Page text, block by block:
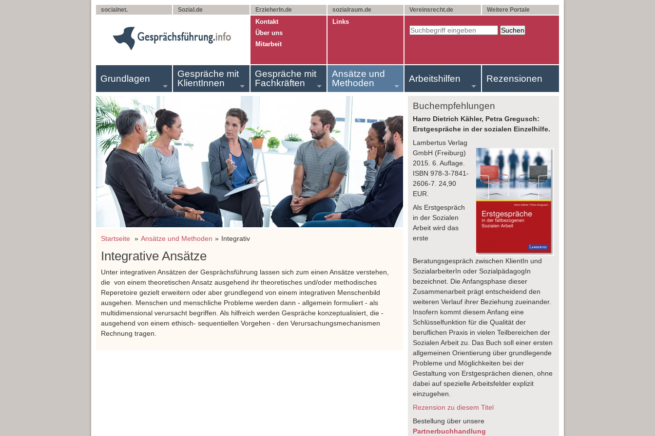
socialnet. Sozial.de ErzieherIn.de sozialraum.de Vereinsrecht.de Weitere Portale
Kontakt
Über uns
Mitarbeit
Links
Grundlagen
Gespräche mit
KlientInnen
Gespräche mit
Fachkräften
Ansätze und
Methoden
Arbeitshilfen Rezensionen
Startseite Ansätze und Methoden Integrativ
Integrative Ansätze
Unter integrativen Ansätzen der Gesprächsführung lassen sich zum einen Ansätze verstehen,
die von einem theoretischen Ansatz ausgehend ihr theoretisches und/oder methodisches
Reperetoire gezielt erweitern oder aber grundlegend von einem integrativen Menschenbild
ausgehen. Menschen und menschliche Probleme werden dann - allgemein formuliert - als
multidimensional verursacht begriffen. Als hilfreich werden Gespräche konzeptualisiert, die -
ausgehend von einem ethisch- sequentiellen Vorgehen - den Verursachungsmechanismen
Rechnung tragen.
Buchempfehlungen
Harro Dietrich Kähler, Petra Gregusch:
Erstgespräche in der sozialen Einzelhilfe.
Lambertus Verlag
GmbH (Freiburg)
2015. 6. Auflage.
ISBN 978-3-7841-
2606-7. 24,90
EUR.
Als Erstgespräch
in der Sozialen
Arbeit wird das
erste
Beratungsgespräch zwischen KlientIn und
SozialarbeiterIn oder SozialpädagogIn
bezeichnet. Die Anfangsphase dieser
Zusammenarbeit prägt entscheidend den
weiteren Verlauf ihrer Beziehung zueinander.
Insofern kommt diesem Anfang eine
Schlüsselfunktion für die Qualität der
beruflichen Praxis in vielen Teilbereichen der
Sozialen Arbeit zu. Das Buch soll einer ersten
allgemeinen Orientierung über grundlegende
Probleme und Möglichkeiten bei der
Gestaltung von Erstgesprächen dienen, ohne
dabei auf spezielle Arbeitsfelder explizit
einzugehen.
Rezension zu diesem Titel
Bestellung über unsere
Partnerbuchhandlung